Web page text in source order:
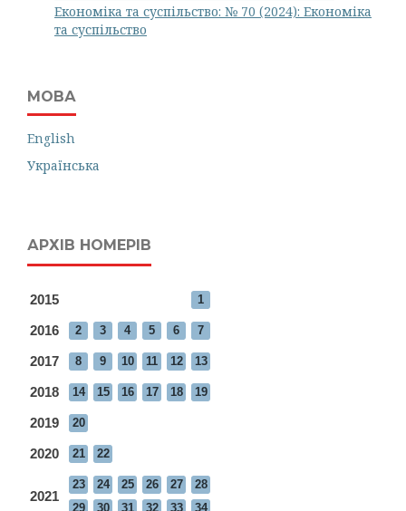
Економіка та суспільство: № 70 (2024): Економіка
та суспільство
МОВА
English
Українська
АРХІВ НОМЕРІВ
2015 1
2016 2 3 4 5 6 7
2017 8 9 10 11 12 13
2018 14 15 16 17 18 19
2019 20
2020 21 22
2021
23 24 25 26 27
28
29
30 31 32 33 34